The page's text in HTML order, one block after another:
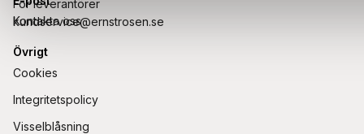
För leverantörer
Kontakta oss
kundservice@ernstrosen.se
Övrigt
Cookies
Integritetspolicy
Visselblåsning